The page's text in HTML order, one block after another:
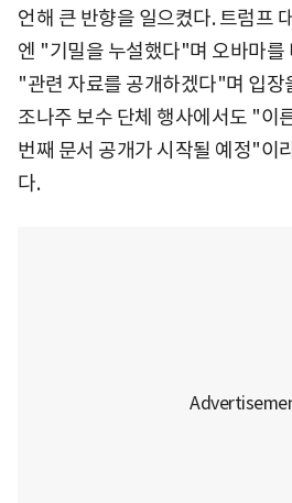
언해 큰 반향을 일으켰다. 트럼프
엔 "기밀을 누설했다"며 오바마를
"관련 자료를 공개하겠다"며 입장
조나주 보수 단체 행사에서도 "이
번째 문서 공개가 시작될 예정"이
다.